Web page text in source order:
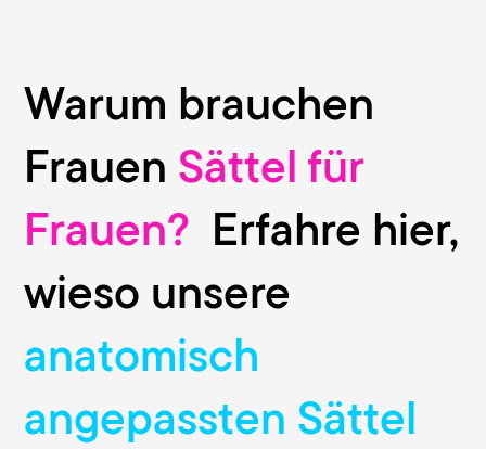
Warum brauchen
Frauen Sättel für
Frauen? Erfahre hier,
wieso unsere
anatomisch
angepassten Sättel